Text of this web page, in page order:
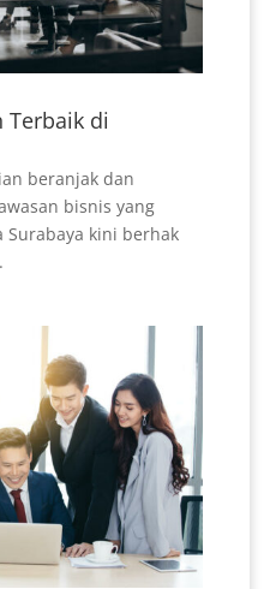
Terbaik di
beranjak dan
bisnis yang
Surabaya kini berhak